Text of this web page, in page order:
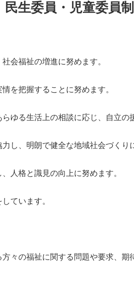
民生委員・児童委員
会福祉の増進に努めます。
を把握することに努めます。
ゆる生活上の相談に応じ、自立の
し、明朗で健全な地域社会づくり
人格と識見の向上に努めます。
ています。
々の福祉に関する問題や要求、期